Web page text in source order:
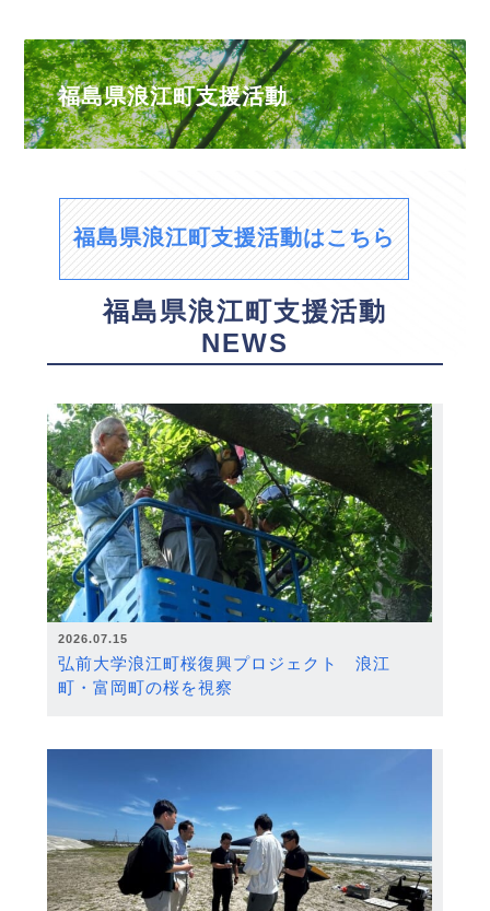
福島県浪江町支援活動
福島県浪江町支援活動はこちら
福島県浪江町支援活動
NEWS
2026.07.15
弘前大学浪江町桜復興プロジェクト 浪江
町・富岡町の桜を視察